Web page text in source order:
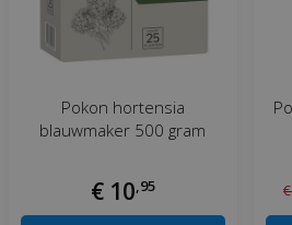
Pokon hortensia
blauwmaker 500 gram
€ 10 95 €